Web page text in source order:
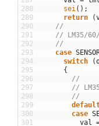
288
289
290
291
292
293
294
295
296
297
298
299
300
301
sei ( ) ;
return
(
//
// LM35/
//
case
switch
(
{
//
//
//
case
val